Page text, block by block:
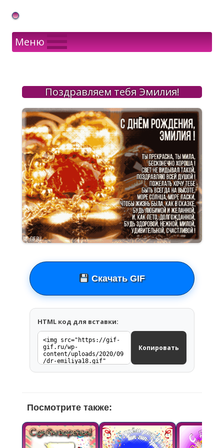
Gif Открытки в подарок
Меню
Поздравляем тебя Эмилия!
Скачать GIF
HTML код для вставки:
Копировать
Посмотрите также: